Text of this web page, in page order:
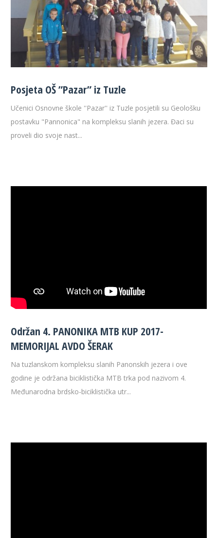
Posjeta OŠ ”Pazar” iz Tuzle
Učenici Osnovne škole ''Pazar'' iz Tuzle posjetili su Geološku
postavku "Pannonica" na kompleksu slanih jezera. Đaci su
proveli dio svoje nast...
Održan 4. PANONIKA MTB KUP 2017-
MEMORIJAL AVDO ŠERAK
Na tuzlanskom kompleksu slanih Panonskih jezera i ove
godine je održana biciklistička MTB trka pod nazivom 4.
Međunarodna brdsko-biciklistička utr...